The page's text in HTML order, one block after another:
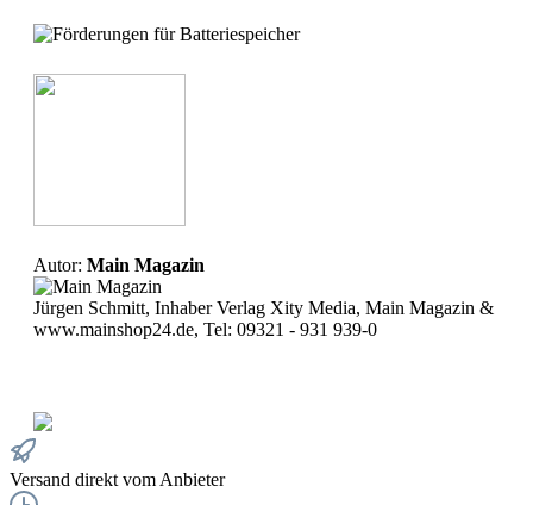
Autor: Main Magazin
Jürgen Schmitt, Inhaber Verlag Xity Media, Main Magazin &
www.mainshop24.de, Tel: 09321 - 931 939-0
Versand direkt vom Anbieter